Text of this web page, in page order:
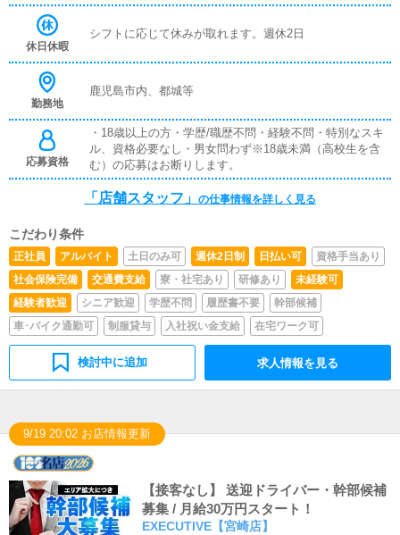
休日休暇
シフトに応じて休みが取れます。週休2日
勤務地
鹿児島市内、都城等
応募資格
・18歳以上の方・学歴/職歴不問・経験不問・特別なスキ
ル、資格必要なし・男女問わず※18歳未満（高校生を含
む）の応募はお断りします。
「店舗スタッフ」 の仕事情報を詳しく見る
こだわり条件
正社員 アルバイト 土日のみ可 週休2日制 日払い可
資格手当あり
社会保険完備
交通費支給 寮・社宅あり 研修あり
未経験可
経験者歓迎
シニア歓迎 学歴不問 履歴書不要
幹部候補
車･バイク通勤可
制服貸与 入社祝い金支給 在宅ワーク可
検討中に追加 求人情報を見る
9/19 20:02 お店情報更新
【接客なし】 送迎ドライバー・幹部候補
募集 / 月給30万円スタート！
EXECUTIVE【宮崎店】